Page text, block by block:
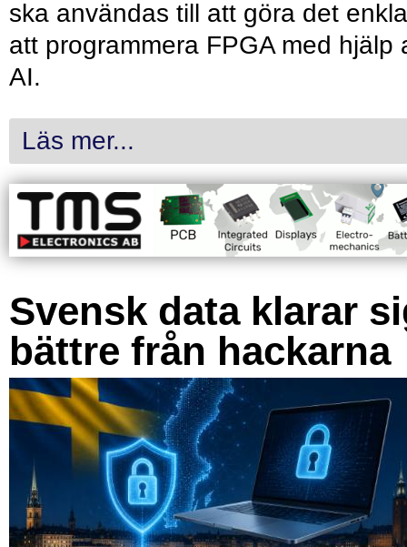
ska användas till att göra det
att programmera FPGA med hjälp
AI.
Läs mer...
Svensk data klarar
bättre från hackarna